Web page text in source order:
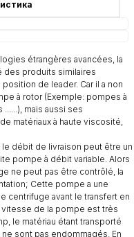
étrangères avancées, la
produits similaires
de leader. Car il a non
à rotor (Exemple: pompes à
mais aussi ses
matériaux à haute viscosité,
débit de livraison peut être un
pompe à débit variable. Alors
ne peut pas être contrôlé, la
Cette pompe a une
centrifuge avant le transfert en
de la pompe est très
le matériau étant transporté
sont pas endommagés. En